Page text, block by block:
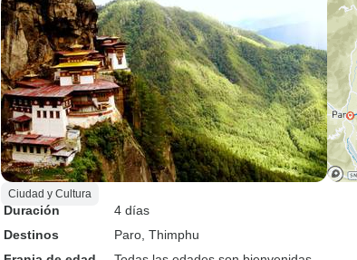
Ciudad y Cultura
Duración
4 días
Destinos
Paro , Thimphu